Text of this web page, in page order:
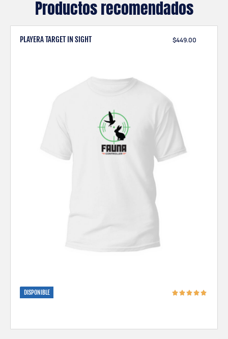
Productos recomendados
PLAYERA TARGET IN SIGHT $449.00
DISPONIBLE